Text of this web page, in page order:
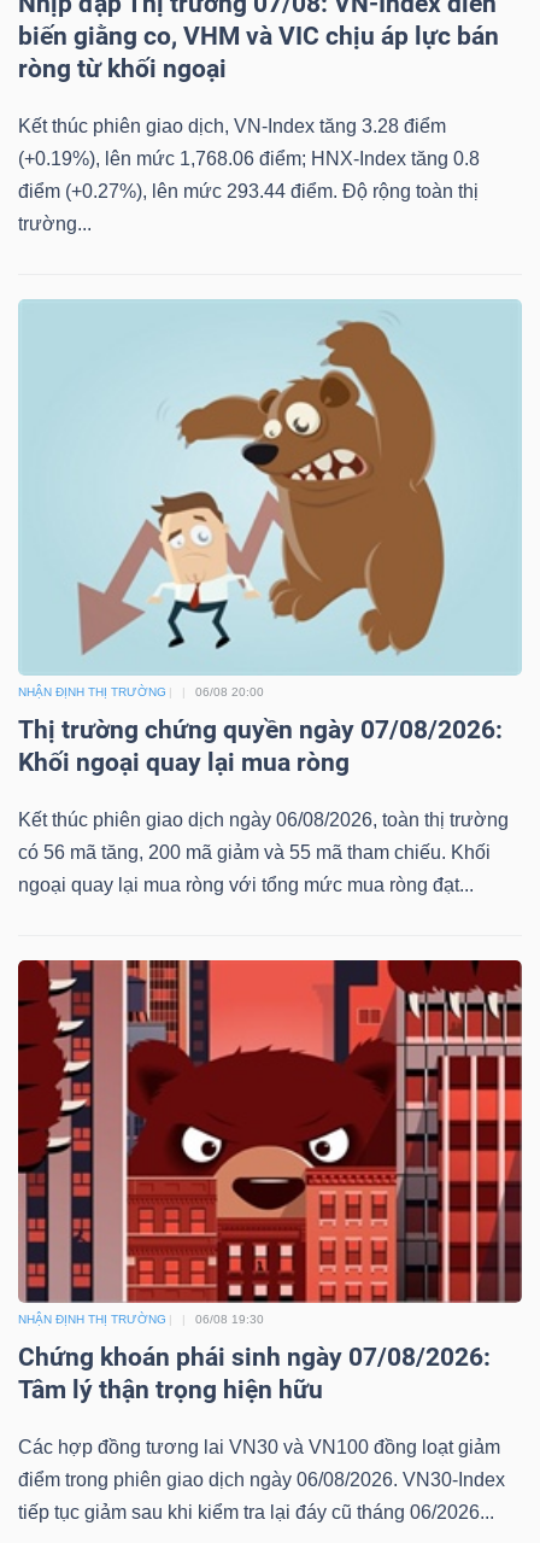
biến giằng co, VHM và VIC chịu áp lực bán
ròng từ khối ngoại
Kết thúc phiên giao dịch, VN-Index tăng 3.28 điểm
(+0.19%), lên mức 1,768.06 điểm; HNX-Index tăng 0.8
điểm (+0.27%), lên mức 293.44 điểm. Độ rộng toàn thị
trường...
NHẬN ĐỊNH THỊ TRƯỜNG 06/08 20:00
Thị trường chứng quyền ngày 07/08/2026:
Khối ngoại quay lại mua ròng
Kết thúc phiên giao dịch ngày 06/08/2026, toàn thị trường
có 56 mã tăng, 200 mã giảm và 55 mã tham chiếu. Khối
ngoại quay lại mua ròng với tổng mức mua ròng đạt...
NHẬN ĐỊNH THỊ TRƯỜNG 06/08 19:30
Chứng khoán phái sinh ngày 07/08/2026:
Tâm lý thận trọng hiện hữu
Các hợp đồng tương lai VN30 và VN100 đồng loạt giảm
điểm trong phiên giao dịch ngày 06/08/2026. VN30-Index
tiếp tục giảm sau khi kiểm tra lại đáy cũ tháng 06/2026...